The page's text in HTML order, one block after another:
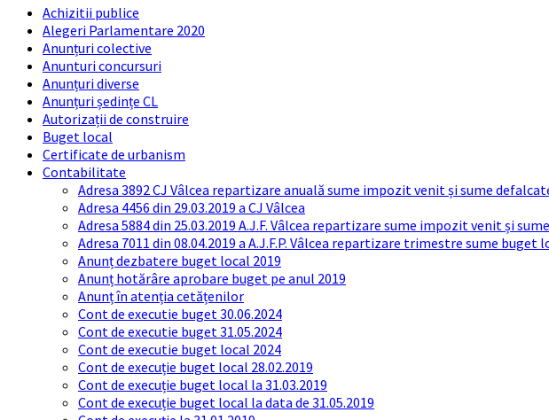
Achizitii publice
Alegeri Parlamentare 2020
Anunțuri colective
Anunturi concursuri
Anunțuri diverse
Anunțuri ședințe CL
Autorizații de construire
Buget local
Certificate de urbanism
Contabilitate
Adresa 3892 CJ Vâlcea repartizare anuală sume impozit venit și sume
Adresa 4456 din 29.03.2019 a CJ Vâlcea
Adresa 5884 din 25.03.2019 A.J.F. Vâlcea repartizare sume impozit venit și
Adresa 7011 din 08.04.2019 a A.J.F.P. Vâlcea repartizare trimestre sume buget
Anunț dezbatere buget local 2019
Anunț hotărâre aprobare buget pe anul 2019
Anunț în atenția cetățenilor
Cont de executie buget 30.06.2024
Cont de executie buget 31.05.2024
Cont de executie buget local 2024
Cont de execuție buget local 28.02.2019
Cont de execuție buget local la 31.03.2019
Cont de execuție buget local la data de 31.05.2019